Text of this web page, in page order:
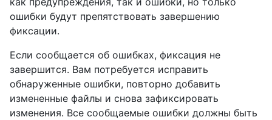
ошибки будут препятствовать завершению
фиксации.
Если сообщается об ошибках, фиксация не
завершится. Вам потребуется исправить
обнаруженные ошибки, повторно добавить
измененные файлы и снова зафиксировать
изменения. Все сообщаемые ошибки должны быть